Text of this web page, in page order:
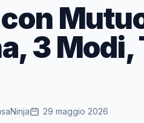
3 Modi,
29 maggio 2026